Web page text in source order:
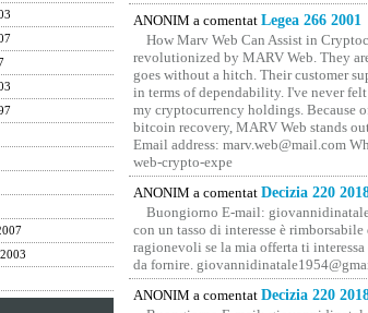
ANONIM a comentat Legea 266 2001
How Marv Web Can Assist in
revolutionized by MARV Web. They
goes without a hitch. Their customer
in terms of dependability. I've never
my cryptocurrency holdings. Because
bitcoin recovery, MARV Web stands
Email address: marv.web@mail.com
web-crypto-expe
ANONIM a comentat Decizia 220
Buongiorno E-mail:
con un tasso di interesse è
ragionevoli se la mia offerta ti
da fornire.
ANONIM a comentat Decizia 220